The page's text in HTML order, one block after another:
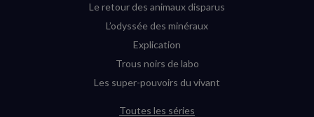
Le retour des animaux disparus
L’odyssée des minéraux
Explication
Trous noirs de labo
Les super-pouvoirs du vivant
Toutes les séries